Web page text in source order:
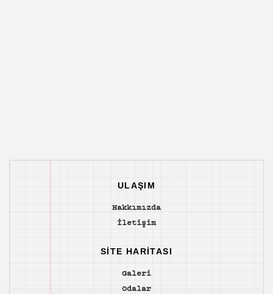
ULAŞIM
Hakkımızda
İletişim
SITE HARITASI
Galeri
Odalar